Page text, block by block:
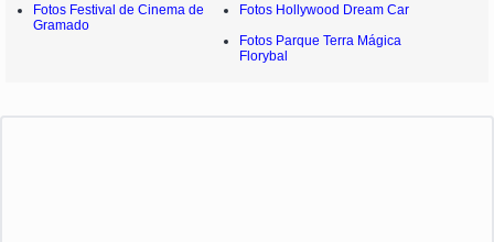
Fotos Festival de Cinema de
Gramado
Fotos Hollywood Dream Car
Fotos Parque Terra Mágica
Florybal